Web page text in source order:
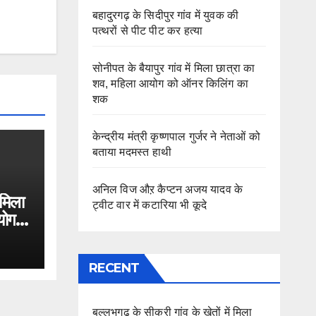
बहादुरगढ़ के सिदीपुर गांव में युवक की
पत्थरों से पीट पीट कर हत्या
सोनीपत के बैयापुर गांव में मिला छात्रा का
शव, महिला आयोग को ऑनर किलिंग का
शक
केन्द्रीय मंत्री कृष्णपाल गुर्जर ने नेताओं को
बताया मदमस्त हाथी
अनिल विज औऱ कैप्टन अजय यादव के
ट्वीट वार में कटारिया भी कूदे
RECENT
बल्लभगढ़ के सीकरी गांव के खेतों में मिला